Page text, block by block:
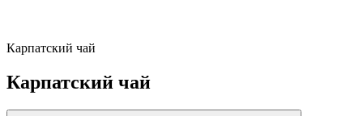
Карпатский чай
Карпатский чай